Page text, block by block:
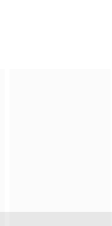
跨越时空重返埃坦尼亚
发的故事。这些曾
性至上”为最高准则，